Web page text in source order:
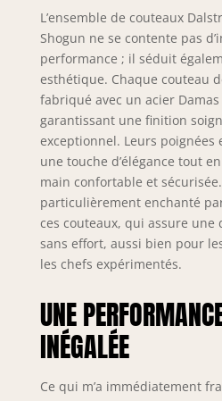
en
L’ensemble de couteaux
Shogun ne se contente pas
performance ; il séduit
esthétique. Chaque couteau
fabriqué avec un acier
garantissant une finition
exceptionnel. Leurs poignées
une touche d’élégance tout
main confortable et sécurisée.
particulièrement enchanté
ces couteaux, qui assure une
sans effort, aussi bien pour
les chefs expérimentés.
UNE
INÉGALÉE
Ce qui m’a immédiatement